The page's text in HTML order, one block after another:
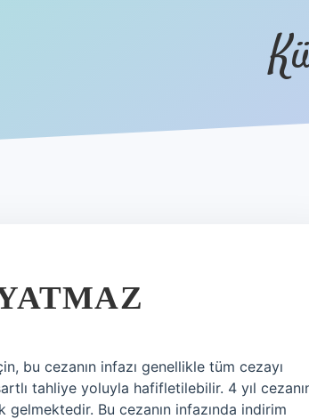
bu cezanın infazı genellikle tüm cezayı
tahliye yoluyla hafifletilebilir. 4 yıl
gelmektedir. Bu cezanın infazında indirim